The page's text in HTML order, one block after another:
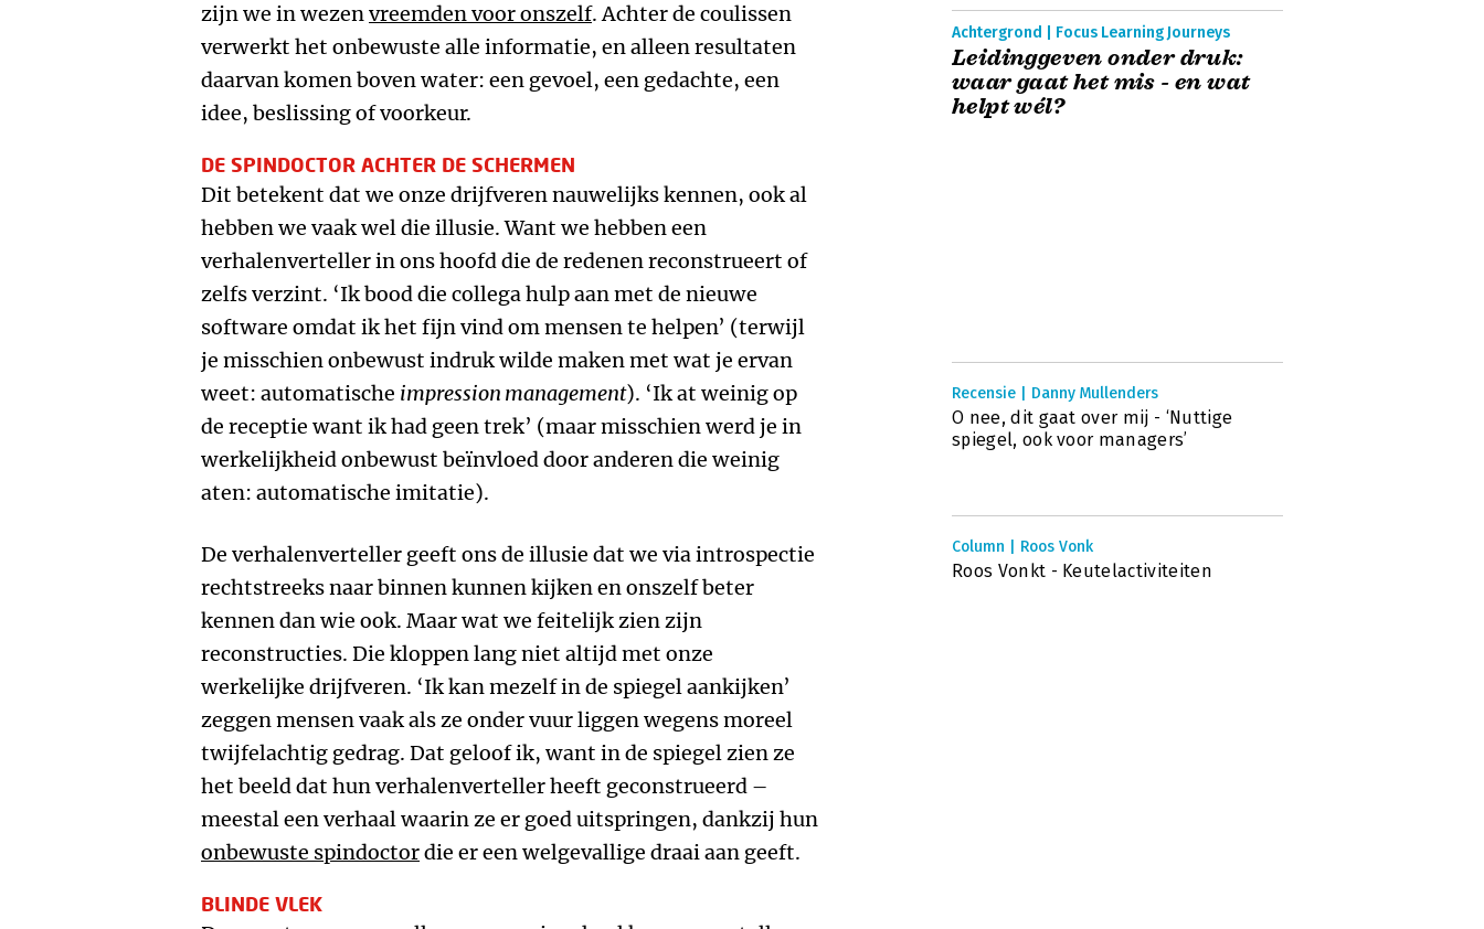
zijn we in wezenvreemden voor onszelf. Achter de coulissen
verwerkt het onbewuste alle informatie, en alleen resultaten
daarvan komen boven water: een gevoel, een gedachte, een
idee, beslissing of voorkeur.
DE SPINDOCTOR ACHTER DE SCHERMEN
Dit betekent dat we onze drijfveren nauwelijks kennen, ook al
hebben we vaak wel die illusie. Want we hebben een
verhalenverteller in ons hoofd die de redenen reconstrueert of
zelfs verzint. ‘Ik bood die collega hulp aan met de nieuwe
software omdat ik het fijn vind om mensen te helpen’ (terwijl
je misschien onbewust indruk wilde maken met wat je ervan
weet: automatische impression management). ‘Ik at weinig op
de receptie want ik had geen trek’ (maar misschien werd je in
werkelijkheid onbewust beïnvloed door anderen die weinig
aten: automatische imitatie).
De verhalenverteller geeft ons de illusie dat we via introspectie
rechtstreeks naar binnen kunnen kijken en onszelf beter
kennen dan wie ook. Maar wat we feitelijk zien zijn
reconstructies. Die kloppen lang niet altijd met onze
werkelijke drijfveren. ‘Ik kan mezelf in de spiegel aankijken’
zeggen mensen vaak als ze onder vuur liggen wegens moreel
twijfelachtig gedrag. Dat geloof ik, want in de spiegel zien ze
het beeld dat hun verhalenverteller heeft geconstrueerd –
meestal een verhaal waarin ze er goed uitspringen, dankzij hun
onbewuste spindoctordie er een welgevallige draai aan geeft.
BLINDE VLEK
Achtergrond | Focus Learning Journeys
Leidinggeven onder druk:
waar gaat het mis - en wat
helpt wél?
Recensie | Danny Mullenders
O nee, dit gaat over mij - ‘Nuttige
spiegel, ook voor managers’
Column | Roos Vonk
Roos Vonkt - Keutelactiviteiten